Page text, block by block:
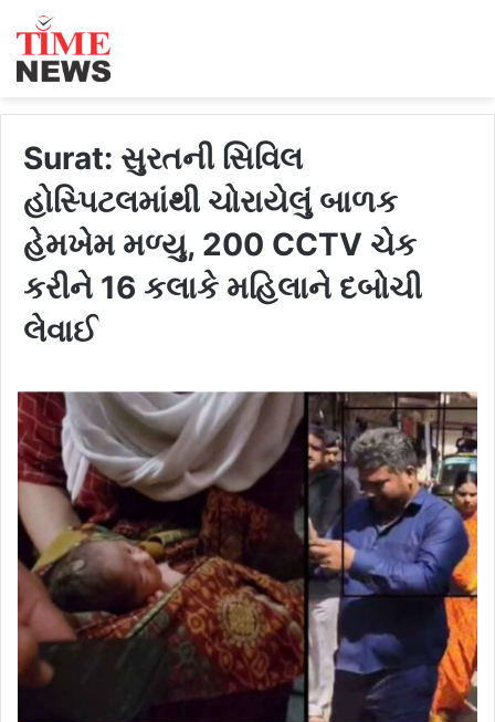
Surat: સુરતની સિવિલ
હોસ્પિટલમાંથી ચોરાયેલું બાળક
હેમખેમ મળ્યુ, 200 CCTV ચેક
કરીને 16 કલાકે મહિલાને દબોચી
લેવાઈ